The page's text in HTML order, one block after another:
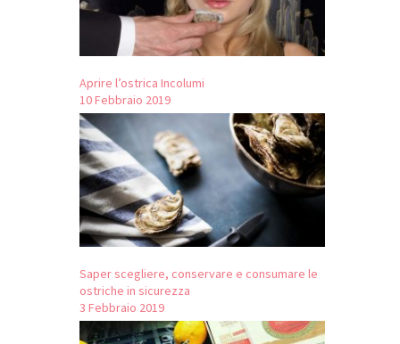
Aprire l’ostrica Incolumi
10 Febbraio 2019
Saper scegliere, conservare e consumare le
ostriche in sicurezza
3 Febbraio 2019